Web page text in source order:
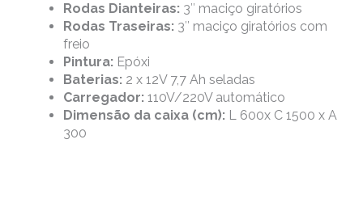
Rodas Dianteiras: 3″ maciço giratórios
Rodas Traseiras: 3″ maciço giratórios com
freio
Pintura: Epóxi
Baterias: 2 x 12V 7,7 Ah seladas
Carregador: 110V/220V automático
Dimensão da caixa (cm): L 600x C 1500 x A
300